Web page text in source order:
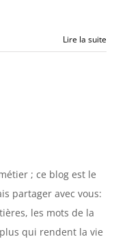
Lire la suite
; ce blog est le
partager avec vous:
les mots de la
qui rendent la vie